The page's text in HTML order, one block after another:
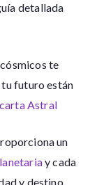
detallada
te
tu futuro están
Astral
un
y cada
y destino.